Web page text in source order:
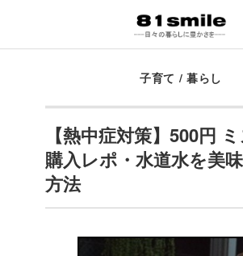
子育て /暮らし
【熱中症対策】500円
購入レポ・水道水を美
方法